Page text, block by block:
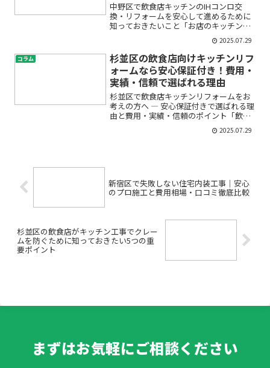
中野区で飲食店キッチンのIHコンロ交
換・リフォームを安心して進めるために
知っておきたいこと「お店のキッチンの
IHコンロが古くなってきた」「ガスコン
ロからIHに変えたいけれど、費用や工事
が気になる」「業務用のIHコンロって本
当に使いやすいの？...
2025.07.29
コラム
杉並区の飲食店向けキッチンリフ
ォームなら安心保証付き！費用・
実績・信頼で選ばれる理由
杉並区で飲食店キッチンリフォームをお
考えの方へ ― 安心保証付きで選ばれる理
由と費用・実績・信頼のポイント「飲食
店の改装を考えているけれど、何から始
めればいいのか分からない」「厨房リフ
2025.07.29
新宿区で失敗しない住宅内装工事｜安心
のプロ施工と費用相場・口コミ徹底比較
杉並区の飲食店がキッチン工事でクレー
ムを防ぐために知っておきたい5つの重
要ポイント
まずはお気軽にご相談ください